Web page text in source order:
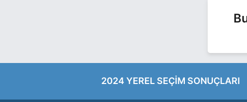
2024 YEREL SEÇİM SONUÇLARI